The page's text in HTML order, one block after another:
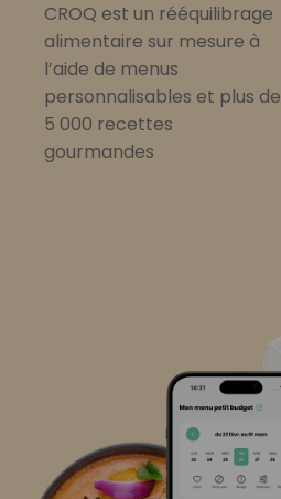
CROQ est un rééquilibrage
alimentaire sur mesure à
l’aide de menus
personnalisables et plus de
5 000 recettes
gourmandes